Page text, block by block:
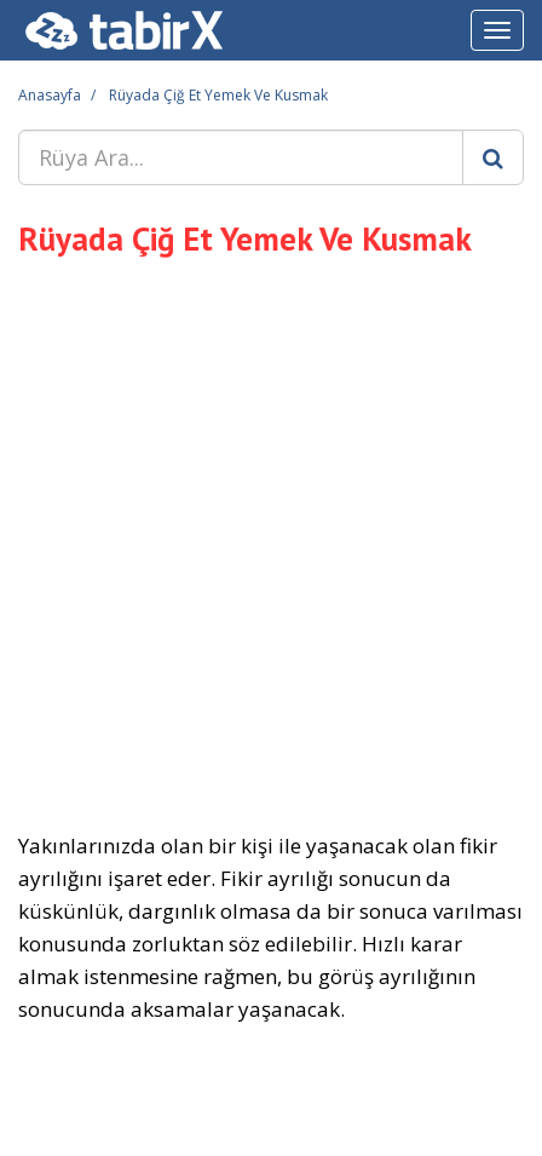
Anasayfa Rüyada Çiğ Et Yemek Ve Kusmak
Rüyada Çiğ Et Yemek Ve Kusmak
Yakınlarınızda olan bir kişi ile yaşanacak olan fikir
ayrılığını işaret eder. Fikir ayrılığı sonucun da
küskünlük, dargınlık olmasa da bir sonuca varılması
konusunda zorluktan söz edilebilir. Hızlı karar
almak istenmesine rağmen, bu görüş ayrılığının
sonucunda aksamalar yaşanacak.